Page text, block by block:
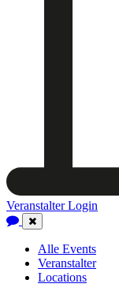
Veranstalter Login
Close
Navigation
Alle Events
Veranstalter
Locations